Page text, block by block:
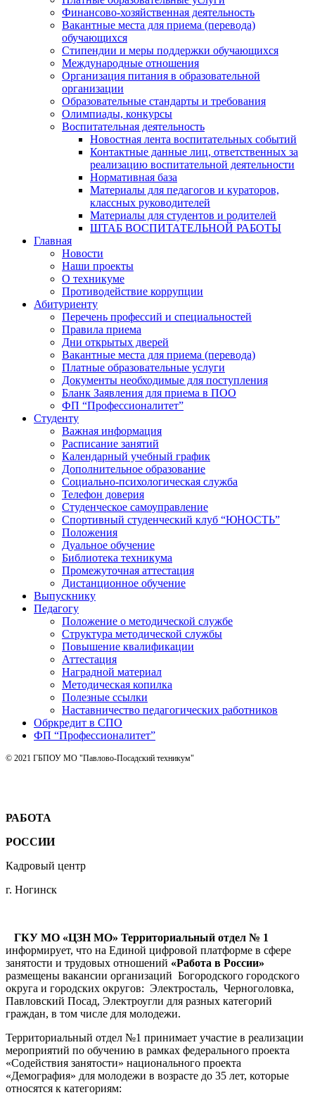
Финансово-хозяйственная деятельность
Вакантные места для приема (перевода)
обучающихся
Стипендии и меры поддержки обучающихся
Международные отношения
Организация питания в образовательной
организации
Образовательные стандарты и требования
Олимпиады, конкурсы
Воспитательная деятельность
Новостная лента воспитательных событий
Контактные данные лиц, ответственных за
реализацию воспитательной деятельности
Нормативная база
Материалы для педагогов и кураторов,
классных руководителей
Материалы для студентов и родителей
ШТАБ ВОСПИТАТЕЛЬНОЙ РАБОТЫ
Главная
Новости
Наши проекты
О техникуме
Противодействие коррупции
Абитуриенту
Перечень профессий и специальностей
Правила приема
Дни открытых дверей
Вакантные места для приема (перевода)
Платные образовательные услуги
Документы необходимые для поступления
Бланк Заявления для приема в ПОО
ФП “Профессионалитет”
Студенту
Важная информация
Расписание занятий
Календарный учебный график
Дополнительное образование
Социально-психологическая служба
Телефон доверия
Студенческое самоуправление
Спортивный студенческий клуб “ЮНОСТЬ”
Положения
Дуальное обучение
Библиотека техникума
Промежуточная аттестация
Дистанционное обучение
Выпускнику
Педагогу
Положение о методической службе
Структура методической службы
Повышение квалификации
Аттестация
Наградной материал
Методическая копилка
Полезные ссылки
Наставничество педагогических работников
Обркредит в СПО
ФП “Профессионалитет”
© 2021 ГБПОУ МО "Павлово-Посадский техникум"
РАБОТА
РОССИИ
Кадровый центр
г. Ногинск
ГКУ МО «ЦЗН МО» Территориальный отдел № 1
информирует, что на Единой цифровой платформе в сфере
занятости и трудовых отношений «Работа в России»
размещены вакансии организаций Богородского городского
округа и городских округов: Электросталь, Черноголовка,
Павловский Посад, Электроугли для разных категорий
граждан, в том числе для молодежи.
Территориальный отдел №1 принимает участие в реализации
мероприятий по обучению в рамках федерального проекта
«Содействия занятости» национального проекта
«Демография» для молодежи в возрасте до 35 лет, которые
относятся к категориям: